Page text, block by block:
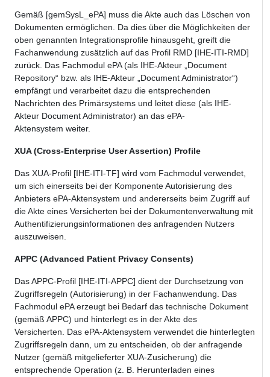
Gemäß [gemSysL_ePA] muss die Akte auch das Löschen von
Dokumenten ermöglichen. Da dies über die Möglichkeiten der
oben genannten Integrationsprofile hinausgeht, greift die
Fachanwendung zusätzlich auf das Profil RMD [IHE-ITI-RMD]
zurück. Das Fachmodul ePA (als IHE-Akteur „Document
Repository“ bzw. als IHE-Akteur „Document Administrator“)
empfängt und verarbeitet dazu die entsprechenden
Nachrichten des Primärsystems und leitet diese (als IHE-
Akteur Document Administrator) an das ePA-
Aktensystem weiter.
XUA (Cross-Enterprise User Assertion) Profile
Das XUA-Profil [IHE-ITI-TF] wird vom Fachmodul verwendet,
um sich einerseits bei der Komponente Autorisierung des
Anbieters ePA-Aktensystem und andererseits beim Zugriff auf
die Akte eines Versicherten bei der Dokumentenverwaltung mit
Authentifizierungsinformationen des anfragenden Nutzers
auszuweisen.
APPC (Advanced Patient Privacy Consents)
Das APPC-Profil [IHE-ITI-APPC] dient der Durchsetzung von
Zugriffsregeln (Autorisierung) in der Fachanwendung. Das
Fachmodul ePA erzeugt bei Bedarf das technische Dokument
(gemäß APPC) und hinterlegt es in der Akte des
Versicherten. Das ePA-Aktensystem verwendet die hinterlegten
Zugriffsregeln dann, um zu entscheiden, ob der anfragende
Nutzer (gemäß mitgelieferter XUA-Zusicherung) die
entsprechende Operation (z. B. Herunterladen eines